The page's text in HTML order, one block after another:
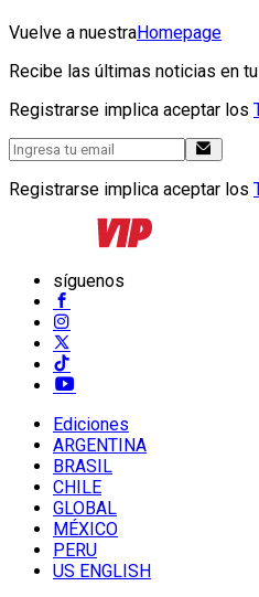
Vuelve a nuestraHomepage
Recibe las últimas noticias en
Registrarse implica aceptar los
Registrarse implica aceptar los
síguenos
Ediciones
ARGENTINA
BRASIL
CHILE
GLOBAL
MÉXICO
PERU
US ENGLISH